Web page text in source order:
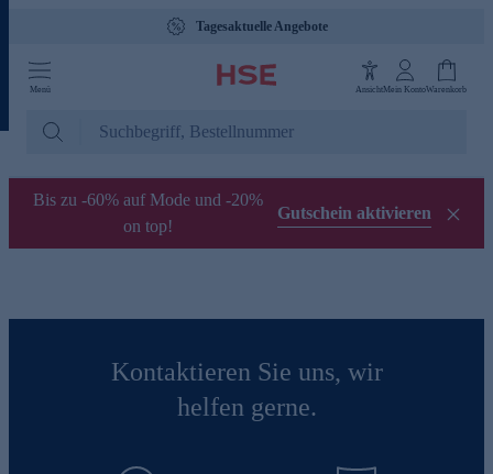
Tagesaktuelle Angebote
Menü AnsichtMein KontoWarenkorb
Bis zu -60% auf Mode und -20%
on top!
Gutschein aktivieren
Kontaktieren Sie uns, wir
helfen gerne.